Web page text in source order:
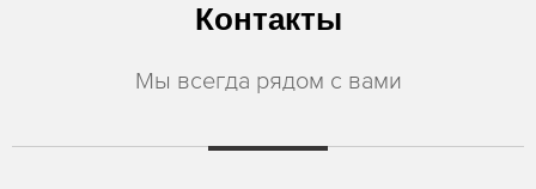
Контакты
Мы всегда рядом с вами